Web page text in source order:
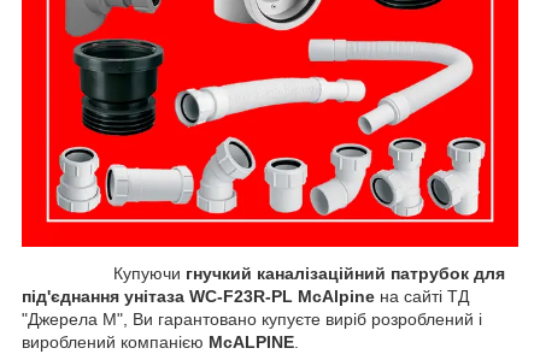
Купуючи гнучкий каналізаційний патрубок для
під'єднання унітаза WC-F23R-PL McAlpine на сайті ТД
"Джерела М", Ви гарантовано купуєте виріб розроблений і
вироблений компанією McALPINE.